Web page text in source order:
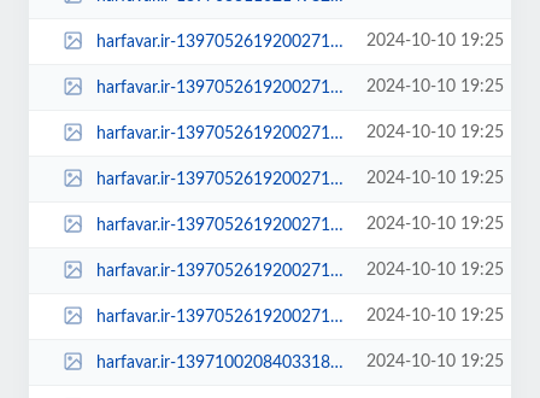
harfavar.ir-1397052619200271315056104-100x70.jpg 2024-10-10 19:25
harfavar.ir-1397052619200271315056104-250x150.jpg 2024-10-10 19:25
harfavar.ir-1397052619200271315056104-300x209.jpg 2024-10-10 19:25
harfavar.ir-1397052619200271315056104-450x300.jpg 2024-10-10 19:25
harfavar.ir-1397052619200271315056104-600x400.jpg 2024-10-10 19:25
harfavar.ir-1397052619200271315056104-768x535.jpg 2024-10-10 19:25
harfavar.ir-1397052619200271315056104.jpg 2024-10-10 19:25
harfavar.ir-1397100208403318916201184-100x70.jpg 2024-10-10 19:25